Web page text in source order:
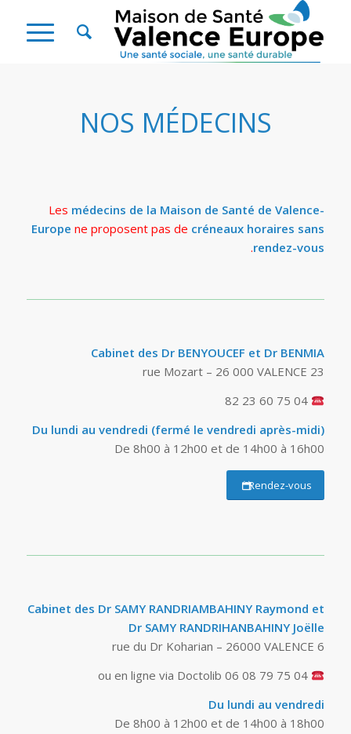
NOS MÉDECINS
Les médecins de la Maison de Santé de Valence-
Europe ne proposent pas de créneaux horaires sans
rendez-vous
.
Cabinet des Dr BENYOUCEF et Dr BENMIA
23 rue Mozart – 26 000 VALENCE
Du lundi au vendredi (fermé le vendredi après-midi)
De 8h00 à 12h00 et de 14h00 à 16h00
Rendez-vous
Cabinet des Dr SAMY RANDRIAMBAHINY Raymond et
Dr SAMY RANDRIHANBAHINY Joëlle
6 rue du Dr Koharian – 26000 VALENCE
Du lundi au vendredi
De 8h00 à 12h00 et de 14h00 à 18h00